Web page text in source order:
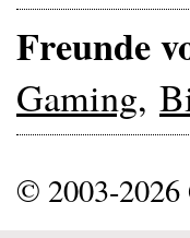
Freunde
Gaming,
© 2003-